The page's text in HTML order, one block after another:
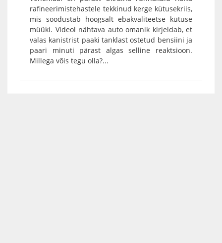
rafineerimistehastele tekkinud kerge kütusekriis,
mis soodustab hoogsalt ebakvaliteetse kütuse
müüki. Videol nähtava auto omanik kirjeldab, et
valas kanistrist paaki tanklast ostetud bensiini ja
paari minuti pärast algas selline reaktsioon.
Millega võis tegu olla?...